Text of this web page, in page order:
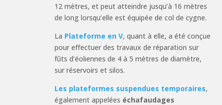
12 mètres, et peut atteindre jusqu’à 16 mètres
de long lorsqu’elle est équipée de col de cygne.
La Plateforme en V, quant à elle, a été conçue
pour effectuer des travaux de réparation sur
fûts d’éoliennes de 4 à 5 mètres de diamètre,
sur réservoirs et silos.
Les plateformes suspendues temporaires,
également appelées échafaudages